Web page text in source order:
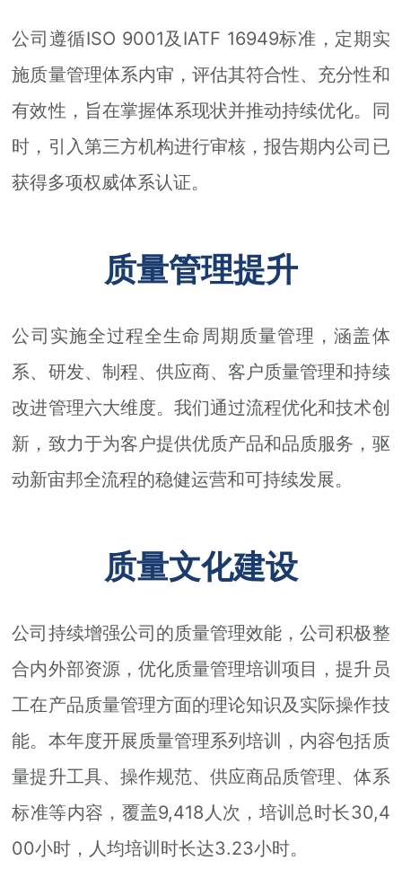
公司遵循ISO 9001及IATF 16949标准，定期实
施质量管理体系内审，评估其符合性、充分性和
有效性，旨在掌握体系现状并推动持续优化。同
时，引入第三方机构进行审核，报告期内公司已
获得多项权威体系认证。
质量管理提升
公司实施全过程全生命周期质量管理，涵盖体
系、研发、制程、供应商、客户质量管理和持续
改进管理六大维度。我们通过流程优化和技术创
新，致力于为客户提供优质产品和品质服务，驱
动新宙邦全流程的稳健运营和可持续发展。
质量文化建设
公司持续增强公司的质量管理效能，公司积极整
合内外部资源，优化质量管理培训项目，提升员
工在产品质量管理方面的理论知识及实际操作技
能。本年度开展质量管理系列培训，内容包括质
量提升工具、操作规范、供应商品质管理、体系
标准等内容，覆盖9,418人次，培训总时长30,4
00小时，人均培训时长达3.23小时。